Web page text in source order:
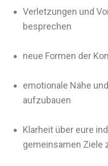
Verletzungen und
besprechen
neue Formen der
emotionale Nähe
aufzubauen
Klarheit über eure
gemeinsamen Ziele